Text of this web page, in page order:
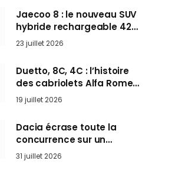
Jaecoo 8 : le nouveau SUV
hybride rechargeable 428
ch qui vise l’Audi Q7 arrive
en Europe cet automne
23 juillet 2026
Duetto, 8C, 4C : l’histoire
des cabriolets Alfa Romeo,
ces Spider qui ont défini
l’art de rouler cheveux au
vent
19 juillet 2026
Dacia écrase toute la
concurrence sur un
marché où personne ne
l’attendait
31 juillet 2026